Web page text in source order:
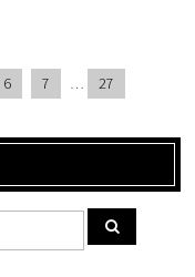
6 7 …
27